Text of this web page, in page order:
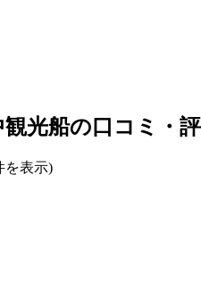
光船の口コミ・
を表示)